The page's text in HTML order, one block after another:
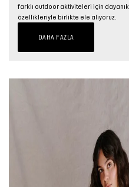
farklı outdoor aktiviteleri için
özellikleriyle birlikte ele alıyoruz.
DAHA FAZLA